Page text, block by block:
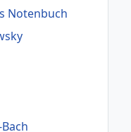
Notenbuch